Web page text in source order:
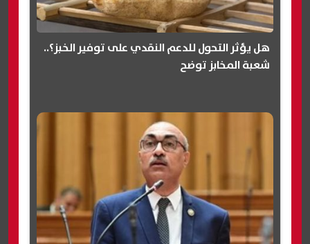
هل يؤثر التحول للدعم النقدي على توفير الخبز؟..
شعبة المخابز توضح